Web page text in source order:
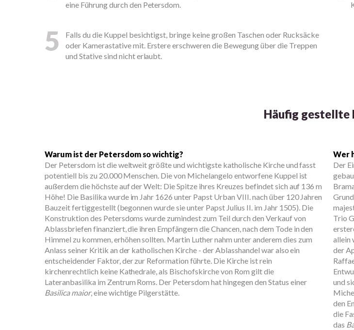
eine Führung durch den Petersdom.
5
Falls du die Kuppel besichtigst, bringe keine großen Taschen oder Rucksäcke
oder Kamerastative mit. Erstere erschweren die Bewegung über die Treppen
und Stative sind nicht erlaubt.
Häufig gestellte
Warum ist der Petersdom so wichtig?
Der Petersdom ist die weltweit größte und wichtigste katholische Kirche und fasst
potentiell bis zu 20.000 Menschen. Die von Michelangelo entworfene Kuppel ist
außerdem die höchste auf der Welt: Die Spitze ihres Kreuzes befindet sich auf 136 m
Höhe! Die Basilika wurde im Jahr 1626 unter Papst Urban VIII. nach über 120 Jahren
Bauzeit fertiggestellt (begonnen wurde sie unter Papst Julius II. im Jahr 1505). Die
Konstruktion des Petersdoms wurde zumindest zum Teil durch den Verkauf von
Ablassbriefen finanziert, die ihren Empfängern die Chancen, nach dem Tode in den
Himmel zu kommen, erhöhen sollten. Martin Luther nahm unter anderem dies zum
Anlass seiner Kritik an der katholischen Kirche - der Ablasshandel war also ein
entscheidender Faktor, der zur Reformation führte. Die Kirche ist rein
kirchenrechtlich keine Kathedrale, als Bischofskirche von Rom gilt die
Lateranbasilika im Zentrum Roms. Der Petersdom hat hingegen den Status einer
Basilica maior, eine wichtige Pilgerstätte.
Wer
Der
Trio
allein
der
und
den
die
das